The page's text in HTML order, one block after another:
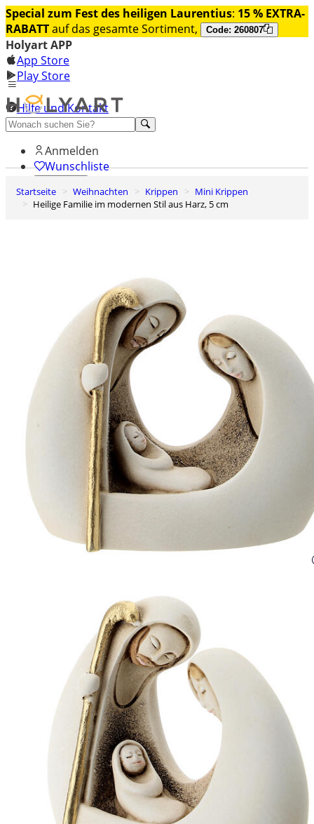
Special zum Fest des heiligen Laurentius: 15 % EXTRA-
RABATTauf das gesamte Sortiment, Code: 260807
Holyart APP
App Store
Play Store
Hilfe und Kontakt
Entdecken Sie Premium
Anmelden
Wunschliste
0
Warenkorb
Startseite Weihnachten Krippen
Mini Krippen
Heilige Familie im modernen Stil aus Harz, 5 cm